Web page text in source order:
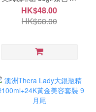
月中
HK$48.00
HK$68.00